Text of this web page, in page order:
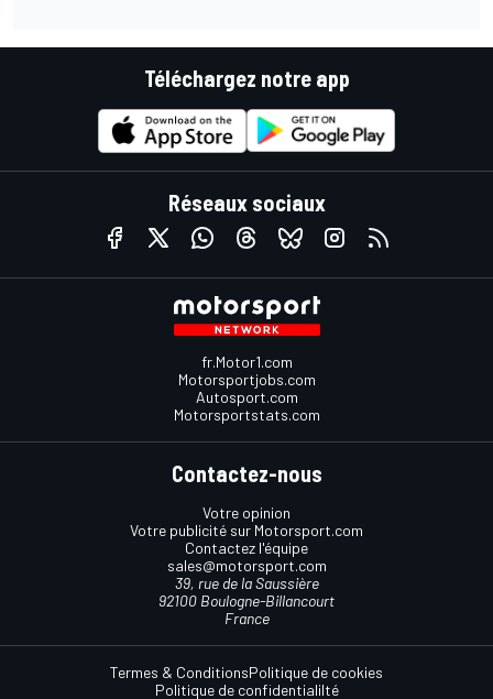
Téléchargez notre app
Réseaux sociaux
fr.Motor1.com
Motorsportjobs.com
Autosport.com
Motorsportstats.com
Contactez-nous
Votre opinion
Votre publicité sur Motorsport.com
Contactez l'équipe
sales@motorsport.com
39, rue de la Saussière
92100 Boulogne-Billancourt
France
Termes & ConditionsPolitique de cookies
Politique de confidentialilté